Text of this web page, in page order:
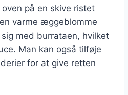
på en skive ristet
varme æggeblomme
med burrataen, hvilket
Man kan også tilføje
for at give retten